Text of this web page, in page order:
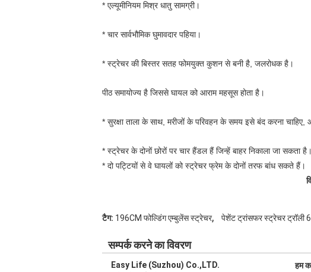
* एल्यूमीनियम मिश्र धातु सामग्री।
* चार सार्वभौमिक घुमावदार पहिया।
* स्ट्रेचर की बिस्तर सतह फोमयुक्त कुशन से बनी है, जलरोधक है।
पीठ समायोज्य है जिससे घायल को आराम महसूस होता है।
* सुरक्षा ताला के साथ, मरीजों के परिवहन के समय इसे बंद करना
* स्ट्रेचर के दोनों छोरों पर चार हैंडल हैं जिन्हें बाहर निकाला जा सकता है।
* दो पट्टियों से वे घायलों को स्ट्रेचर फ्रेम के दोनों तरफ बांध सकते हैं।
* यह एम्बुलेंस स्ट्रेचर कम फ्रेम संरचना वाला है, यह एम्बुलेंस स्ट्रेचर उच्च
* यह एम्बुलेंस स्ट्रेचर संचालित करने में आसान है; एक व्यक्ति रोगी को
टैग: 196CM फोल्डिंग एम्बुलेंस स्ट्रेचर, पेशेंट ट्रांसफर स्ट्रेचर ट्रॉली
सम्पर्क करने का विवरण
Easy Life (Suzhou) Co.,LTD. हम